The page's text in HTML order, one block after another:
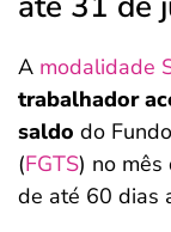
A modalidade
trabalhador
saldo do
(FGTS) no mês
de até 60 dias